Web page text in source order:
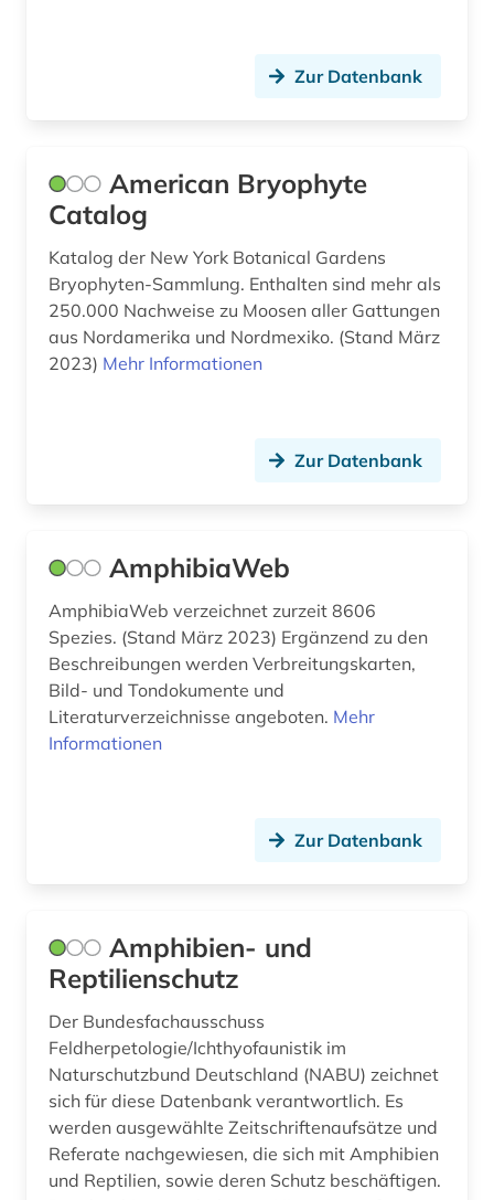
dns-sequenz (3)
droge (2)
dynamik des ozeanbodens (1)
e-book (2)
ektotrophe mykorrhiza (1)
electronic lab notebook (1)
elektrochemie (1)
elektronik (1)
eln (1)
energieforschung (2)
energietechnik (1)
englisch (1)
entomologie (6)
enzyklopädie (6)
Zur Datenbank
American Bryophyte
Catalog
Katalog der New York Botanical Gardens
Bryophyten-Sammlung. Enthalten sind mehr als
250.000 Nachweise zu Moosen aller Gattungen
aus Nordamerika und Nordmexiko. (Stand März
2023) Mehr Informationen
Zur Datenbank
AmphibiaWeb
AmphibiaWeb verzeichnet zurzeit 8606
Spezies. (Stand März 2023) Ergänzend zu den
Beschreibungen werden Verbreitungskarten,
Bild- und Tondokumente und
Literaturverzeichnisse angeboten. Mehr
Informationen
Zur Datenbank
Amphibien- und
Reptilienschutz
Der Bundesfachausschuss
Feldherpetologie/Ichthyofaunistik im
Naturschutzbund Deutschland (NABU) zeichnet
sich für diese Datenbank verantwortlich. Es
werden ausgewählte Zeitschriftenaufsätze und
Referate nachgewiesen, die sich mit Amphibien
und Reptilien, sowie deren Schutz beschäftigen.